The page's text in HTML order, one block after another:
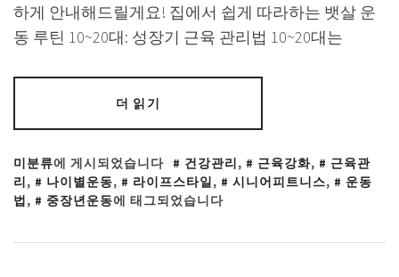
하게 안내해드릴게요! 집에서 쉽게 따라하는 뱃살 운
동 루틴 10~20대: 성장기 근육 관리법 10~20대는
더 읽기
미분류에 게시되었습니다 건강관리, 근육강화,
근육관
리, 나이별운동, 라이프스타일, 시니어피트니스,
운동
법, 중장년운동에 태그되었습니다